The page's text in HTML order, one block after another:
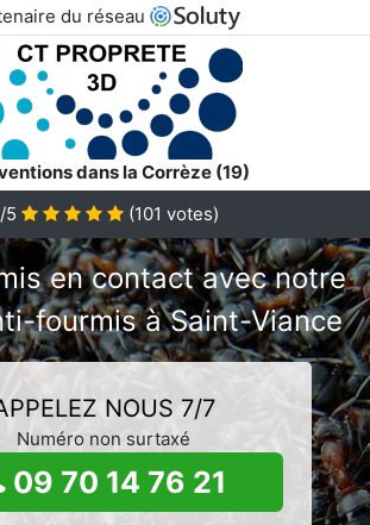
du réseau
dans la Corrèze (19)
5
(101 votes)
en contact avec notre
fourmis à Saint-Viance
NOUS 7/7
Numéro non surtaxé
09 70 14 76 21